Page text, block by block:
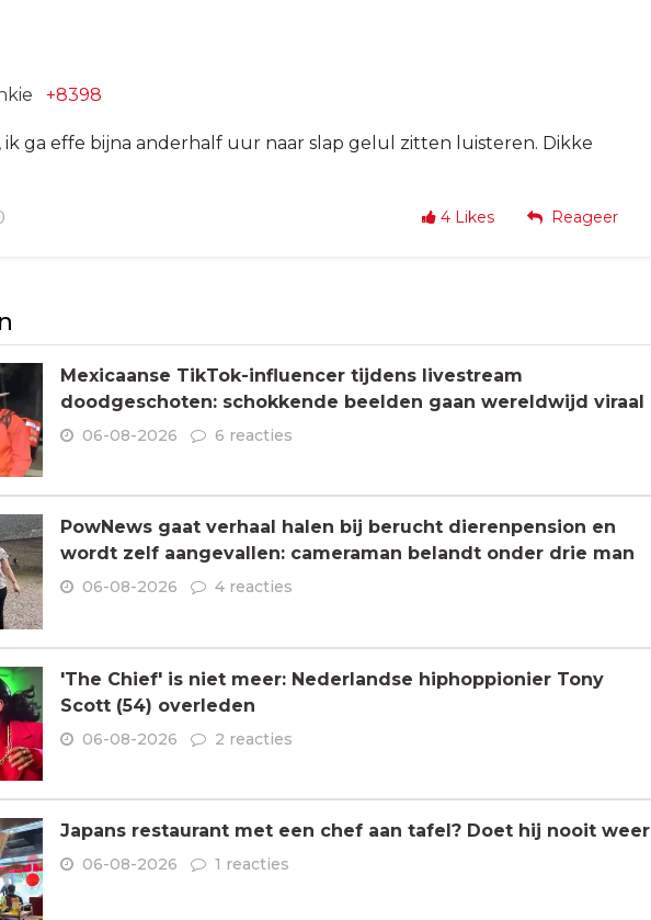
+8398
ik ga effe bijna anderhalf uur naar slap gelul zitten luisteren. Dikke
4 Likes Reageer
Mexicaanse TikTok-influencer tijdens livestream
doodgeschoten: schokkende beelden gaan wereldwijd viraal
06-08-2026 6 reacties
PowNews gaat verhaal halen bij berucht dierenpension en
wordt zelf aangevallen: cameraman belandt onder drie man
06-08-2026 4 reacties
'The Chief' is niet meer: Nederlandse hiphoppionier Tony
Scott (54) overleden
06-08-2026 2 reacties
Japans restaurant met een chef aan tafel? Doet hij nooit weer
06-08-2026 1 reacties